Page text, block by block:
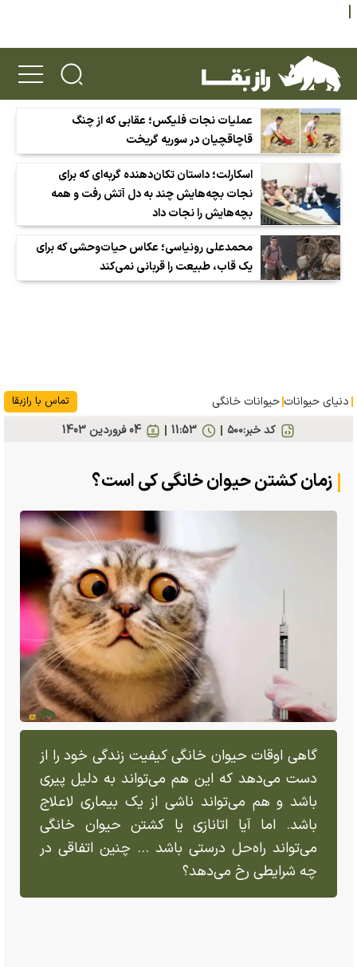
عملیات نجات فلیکس؛ عقابی که از چنگ
قاچاقچیان در سوریه گریخت
اسکارلت؛ داستان تکان‌دهنده گربه‌ای که برای
نجات بچه‌هایش چند به دل آتش رفت و همه
بچه‌هایش را نجات داد
محمدعلی رونیاسی؛ عکاس حیات‌وحشی که برای
یک قاب، طبیعت را قربانی نمی‌کند
دنیای حیوانات حیوانات خانگی تماس با رازبقا
کد خبر:۵۰۰ 04 فروردين 1403 11:53
زمان کشتن حیوان خانگی کی است؟
گاهی اوقات حیوان خانگی کیفیت زندگی خود را از
دست می‌دهد که این هم می‌تواند به دلیل پیری
باشد و هم می‌تواند ناشی از یک بیماری لاعلاج
باشد. اما آیا اتانازی یا کشتن حیوان خانگی
می‌تواند راه‌حل درستی باشد ... چنین اتفاقی در
چه شرایطی رخ می‌دهد؟